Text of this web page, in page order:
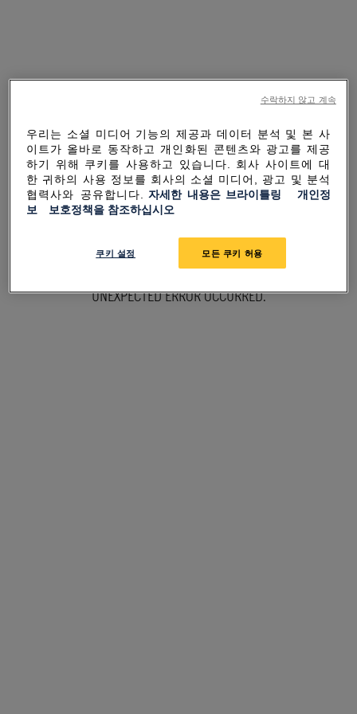
SORRY FOR THE
INCONVENIENCE
UNEXPECTED ERROR OCCURRED.
우리는 소셜 미디어 기능의 제공과 데이터 분석 및 본 사
이트가 올바로 동작하고 개인화된 콘텐츠와 광고를 제공
하기 위해 쿠키를 사용하고 있습니다. 회사 사이트에 대
한 귀하의 사용 정보를 회사의 소셜 미디어, 광고 및 분석
협력사와 공유합니다. 자세한 내용은 브라이틀링 개인정
보 보호정책을 참조하십시오
쿠키 설정 모든 쿠키 허용
수락하지 않고 계속